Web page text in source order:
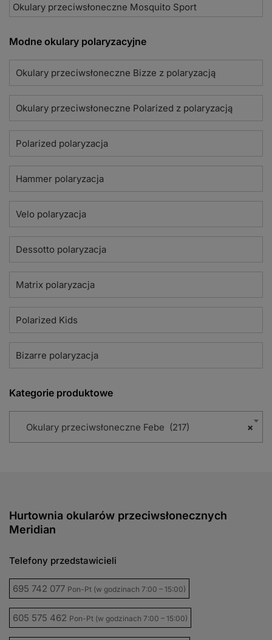
Okulary przeciwsłoneczne Mosquito Sport
Modne okulary polaryzacyjne
Okulary przeciwsłoneczne Bizze z polaryzacją
Okulary przeciwsłoneczne Polarized z polaryzacją
Polarized polaryzacja
Hammer polaryzacja
Velo polaryzacja
Dessotto polaryzacja
Matrix polaryzacja
Polarized Kids
Bizarre polaryzacja
Kategorie produktowe
×
Okulary przeciwsłoneczne Febe (217)
Hurtownia okularów przeciwsłonecznych
Meridian
Telefony przedstawicieli
695 742 077 Pon-Pt (w godzinach 7:00 – 15:00)
605 575 462 Pon-Pt (w godzinach 7:00 – 15:00)